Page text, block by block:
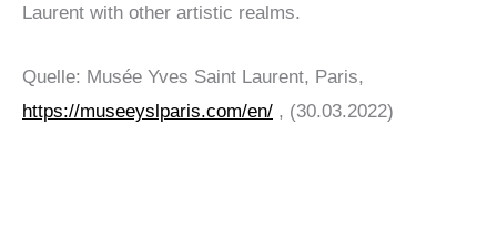
Laurent with other artistic realms.
Quelle: Musée Yves Saint Laurent, Paris,
https://museeyslparis.com/en/ , (30.03.2022)